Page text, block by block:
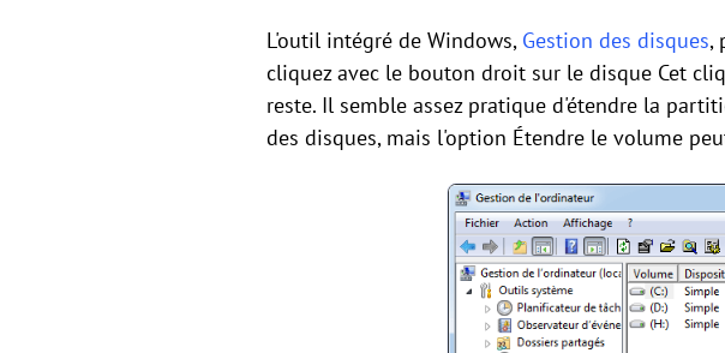
L'outil intégré de Windows, Gestion des disques,
cliquez avec le bouton droit sur le disque Cet
reste. Il semble assez pratique d'étendre la
des disques, mais l'option Étendre le volume